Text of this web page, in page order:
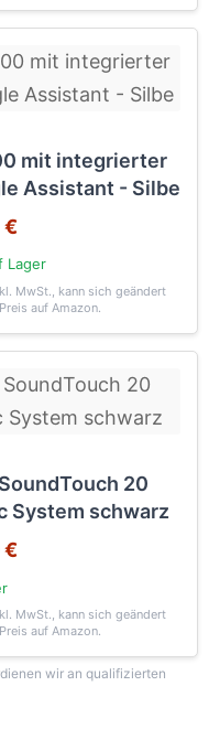
mit integrierter
Assistant - Silbe
€
Lager
MwSt., kann sich geändert
auf Amazon.
20
System schwarz
€
MwSt., kann sich geändert
auf Amazon.
wir an qualifizierten